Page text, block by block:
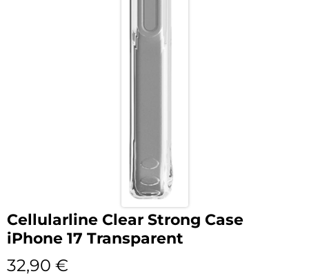
Cellularline Clear Strong Case
iPhone 17 Transparent
32,90 €